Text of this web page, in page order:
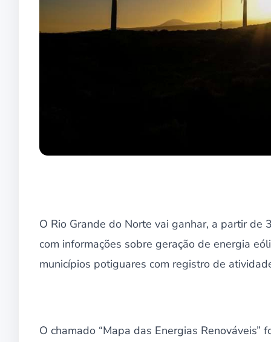
O Rio Grande do Norte vai ganhar, a partir
com informações sobre geração de energia
municípios potiguares com registro de
O chamado “Mapa das Energias